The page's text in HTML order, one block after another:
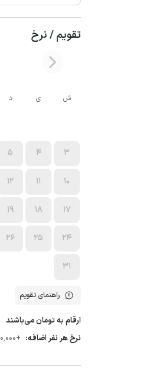
تقویم / نرخ
ش ی د
3
4
5
10
11
12
17
18
19
24
25
26
31
راهنمای تقویم
ارقام به تومان می‌باشند
نرخ هر نفر اضافه: +240٬000 تومان / بیشتر از 4 نفر